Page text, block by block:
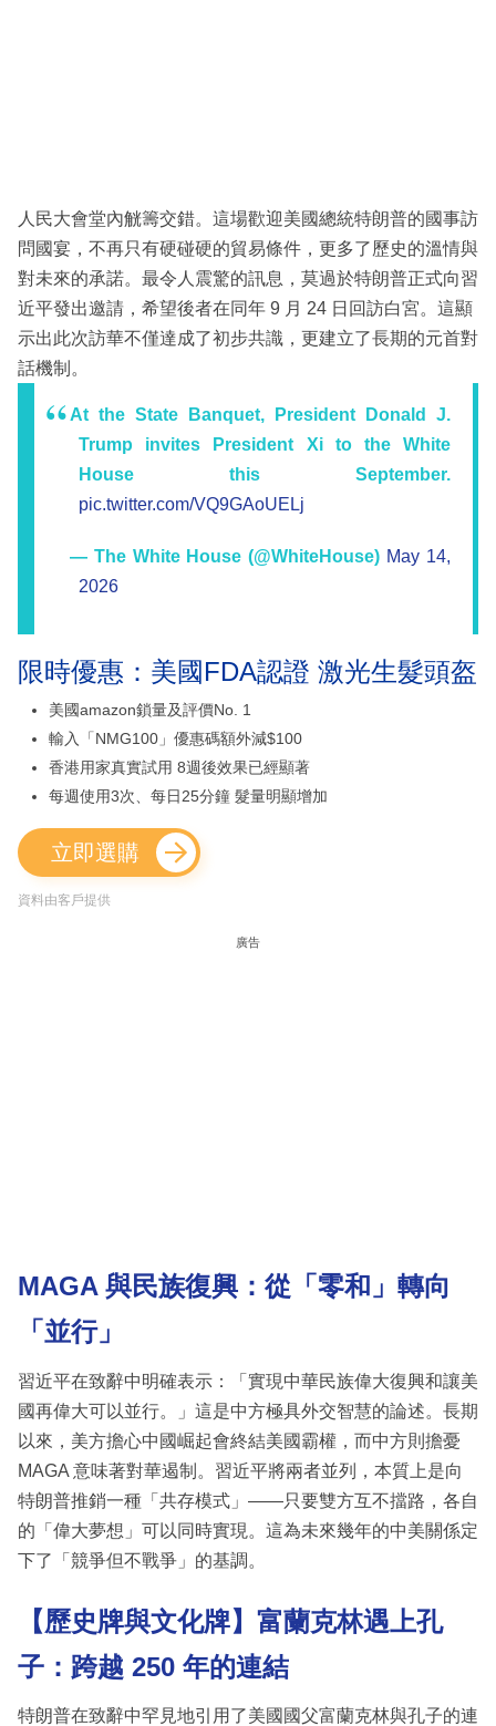
區
人民大會堂內觥籌交錯。這場歡迎美國總統特朗普的國事訪
問國宴，不再只有硬碰硬的貿易條件，更多了歷史的溫情與
對未來的承諾。最令人震驚的訊息，莫過於特朗普正式向習
近平發出邀請，希望後者在同年 9 月 24 日回訪白宮。這顯
示出此次訪華不僅達成了初步共識，更建立了長期的元首對
話機制。
At the State Banquet, President Donald J.
Trump invites President Xi to the White
House this September.
pic.twitter.com/VQ9GAoUELj
— The White House (@WhiteHouse) May 14,
2026
限時優惠：美國FDA認證 激光生髮頭盔
美國amazon鎖量及評價No. 1
輸入「NMG100」優惠碼額外減$100
香港用家真實試用 8週後效果已經顯著
每週使用3次、每日25分鐘 髮量明顯增加
立即選購
資料由客戶提供
廣告
MAGA 與民族復興：從「零和」轉向
「並行」
習近平在致辭中明確表示：「實現中華民族偉大復興和讓美
國再偉大可以並行。」這是中方極具外交智慧的論述。長期
以來，美方擔心中國崛起會終結美國霸權，而中方則擔憂
MAGA 意味著對華遏制。習近平將兩者並列，本質上是向
特朗普推銷一種「共存模式」——只要雙方互不擋路，各自
的「偉大夢想」可以同時實現。這為未來幾年的中美關係定
下了「競爭但不戰爭」的基調。
【歷史牌與文化牌】富蘭克林遇上孔
子：跨越 250 年的連結
特朗普在致辭中罕見地引用了美國國父富蘭克林與孔子的連